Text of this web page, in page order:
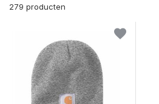
279 producten